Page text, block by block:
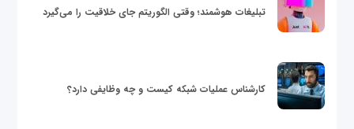
تبلیغات هوشمند؛ وقتی الگوریتم جای خلاقیت را می‌گیرد
کارشناس عملیات شبکه کیست و چه وظایفی دارد؟